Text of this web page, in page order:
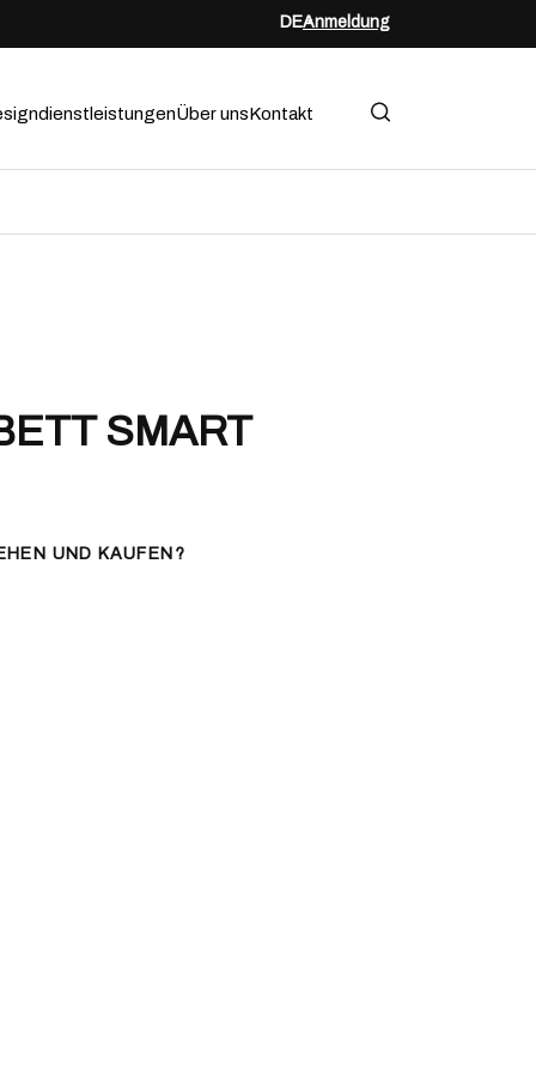
DEAnmeldung
Über unsKontakt
SMART
UND KAUFEN?